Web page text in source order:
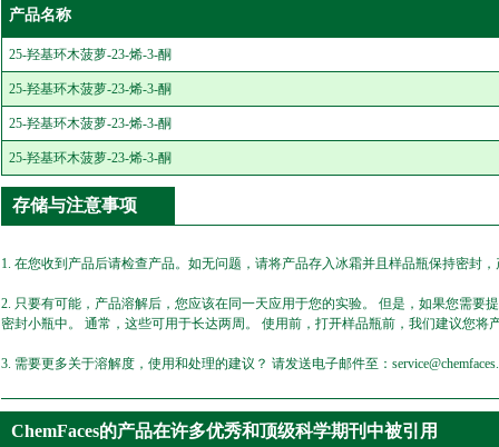
产品名称
25-羟基环木菠萝-23-烯-3-酮
25-羟基环木菠萝-23-烯-3-酮
25-羟基环木菠萝-23-烯-3-酮
25-羟基环木菠萝-23-烯-3-酮
存储与注意事项
1. 在您收到产品后请检查产品。如无问题，请将产品存入冰霜并且样品瓶保持密封
2. 只要有可能，产品溶解后，您应该在同一天应用于您的实验。 但是，如果您需
密封小瓶中。 通常，这些可用于长达两周。 使用前，打开样品瓶前，我们建议您将
3. 需要更多关于溶解度，使用和处理的建议？ 请发送电子邮件至：
ChemFaces的产品在许多优秀和顶级科学期刊中被引用